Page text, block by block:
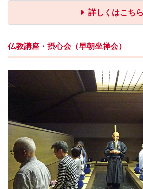
詳しくはこちら
仏教講座・摂心会（早朝坐禅会）